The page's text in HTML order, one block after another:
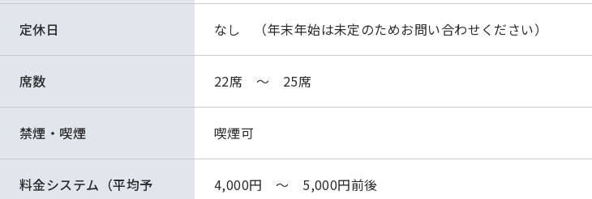
定休日 なし （年末年始は未定のためお問い合わせください）
席数 22席 ～ 25席
禁煙・喫煙 喫煙可
料金システム（平均予
4,000円 ～ 5,000円前後